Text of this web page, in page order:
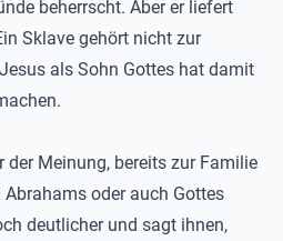
beherrscht. Aber er liefert
Sklave gehört nicht zur
als Sohn Gottes hat damit
der Meinung, bereits zur Familie
oder auch Gottes
deutlicher und sagt ihnen,